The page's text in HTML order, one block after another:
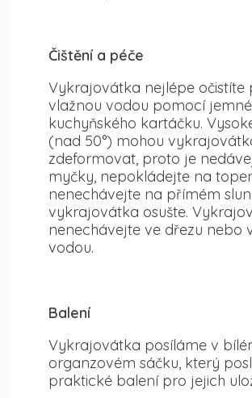
Čištění a péče
Vykrajovátka nejlépe očistíte
vlažnou vodou pomocí
kuchyňského kartáčku.
(nad 50°) mohou
zdeformovat, proto je
myčky, nepokládejte na
nenechávejte na přímém
vykrajovátka osušte.
nenechávejte ve dřezu nebo
vodou.
Balení
Vykrajovátka posíláme v
organzovém sáčku, který
praktické balení pro jejich